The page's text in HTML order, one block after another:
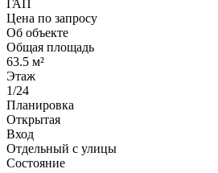
ГАП
Цена по запросу
Об объекте
Общая площадь
63.5 м²
Этаж
1/24
Планировка
Открытая
Вход
Отдельный с улицы
Состояние